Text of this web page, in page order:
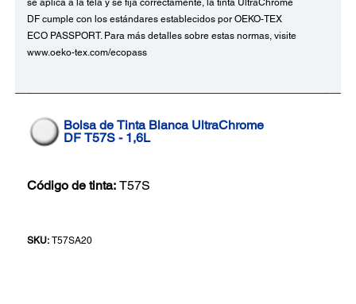
DF cumple con los estándares establecidos por OEKO-TEX
ECO PASSPORT. Para más detalles sobre estas normas, visite
www.oeko-tex.com/ecopass
Bolsa de Tinta Blanca UltraChrome
DF T57S - 1,6L
Código de tinta: T57S
SKU: T57SA20